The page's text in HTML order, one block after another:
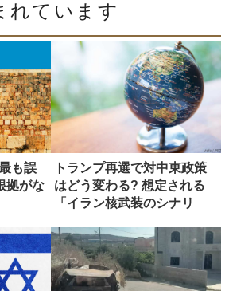
れています
も誤
拠がな
トランプ再選で対中東政策
はどう変わる? 想定される
「イラン核武装のシナリ